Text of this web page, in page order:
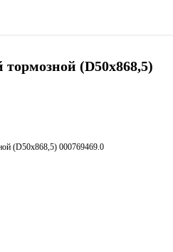
(D50х868,5)
(D50х868,5) 000769469.0